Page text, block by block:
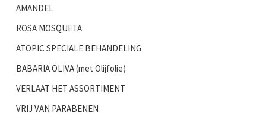
AMANDEL
ROSA MOSQUETA
ATOPIC SPECIALE BEHANDELING
BABARIA OLIVA (met Olijfolie)
VERLAAT HET ASSORTIMENT
VRIJ VAN PARABENEN